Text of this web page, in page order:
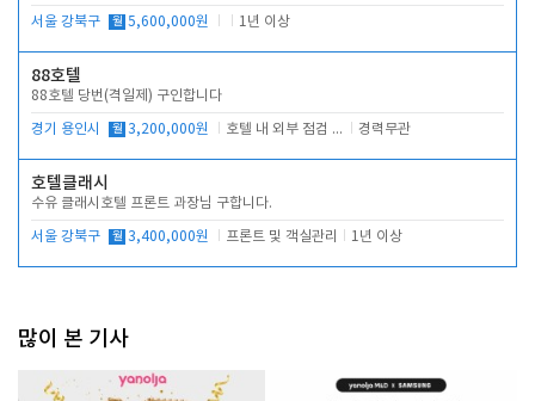
서울 강북구 월 5,600,000원 1년 이상
88호텔
88호텔 당번(격일제) 구인합니다
경기 용인시 월 3,200,000원 호텔 내 외부 점검 및 프런트 운영 경력무관
호텔클래시
수유 클래시호텔 프론트 과장님 구합니다.
서울 강북구 월 3,400,000원 프론트 및 객실관리 1년 이상
많이 본 기사